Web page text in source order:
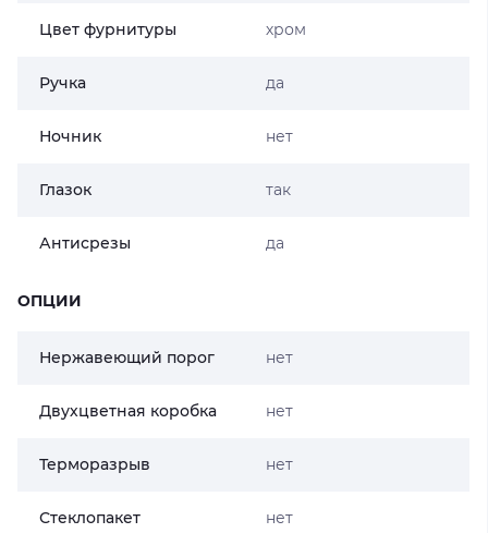
Цвет фурнитуры хром
Ручка да
Ночник нет
Глазок так
Антисрезы да
ОПЦИИ
Нержавеющий порог нет
Двухцветная коробка нет
Терморазрыв нет
Стеклопакет нет